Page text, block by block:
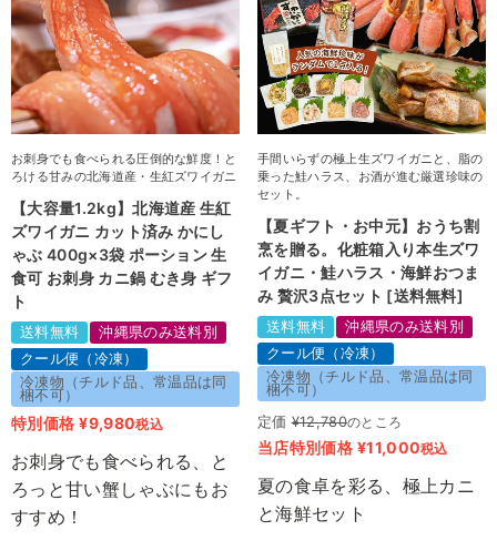
お刺身でも食べられる圧倒的な鮮度！と
ろける甘みの北海道産・生紅ズワイガニ
【大容量1.2kg】北海道産 生紅
ズワイガニ カット済み かにし
ゃぶ 400g×3袋 ポーション 生
食可 お刺身 カニ鍋 むき身 ギフ
ト
送料無料
沖縄県のみ送料別
クール便（冷凍）
冷凍物（チルド品、常温品は同
梱不可）
特別価格 ¥9,980税込
お刺身でも食べられる、と
ろっと甘い蟹しゃぶにもお
すすめ！
手間いらずの極上生ズワイガニと、脂の
乗った鮭ハラス、お酒が進む厳選珍味の
セット。
【夏ギフト・お中元】おうち割
烹を贈る。化粧箱入り本生ズワ
イガニ・鮭ハラス・海鮮おつま
み 贅沢3点セット [送料無料]
送料無料
沖縄県のみ送料別
クール便（冷凍）
冷凍物（チルド品、常温品は同
梱不可）
定価 ¥12,780のところ
当店特別価格 ¥11,000税込
夏の食卓を彩る、極上カニ
と海鮮セット